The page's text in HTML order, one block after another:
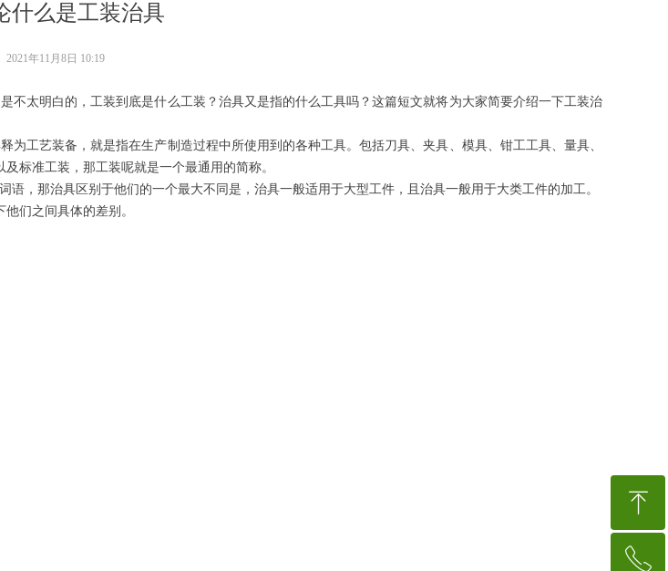
什么是工装治具
太明白的，工装到底是什么工装？治具又是指的什么工具吗？这篇短文就将为大家简要介绍一下工装治
工艺装备，就是指在生产制造过程中所使用到的各种工具。包括刀具、夹具、模具、钳工工具、量具、
标准工装，那工装呢就是一个最通用的简称。
，那治具区别于他们的一个最大不同是，治具一般适用于大型工件，且治具一般用于大类工件的加工。
们之间具体的差别。
2021年11月8日 10:19
ꁸ
回到顶部
ꂅ